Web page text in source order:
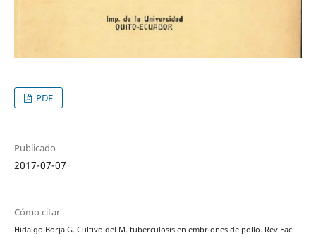
PDF
Publicado
2017-07-07
Cómo citar
Hidalgo Borja G. Cultivo del M. tuberculosis en embriones de pollo. Rev Fac